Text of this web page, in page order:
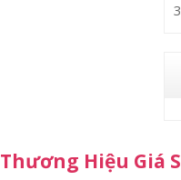
Thương Hiệu Giá